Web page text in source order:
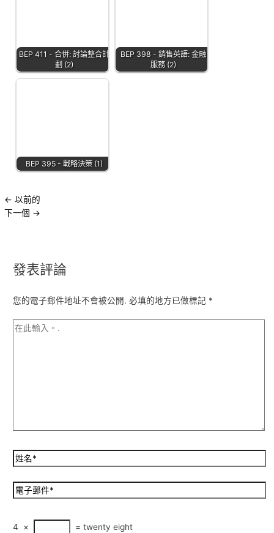
BEP 411 - 合併: 討論整合計
劃 (2)
BEP 398 - 銷售英語: 金融
服務 (2)
BEP 395 - 戰略決策 (1)
← 以前的
下一個 →
發表評論
您的電子郵件地址不會被公開. 必填的地方已做標記 *
4 × = twenty eight